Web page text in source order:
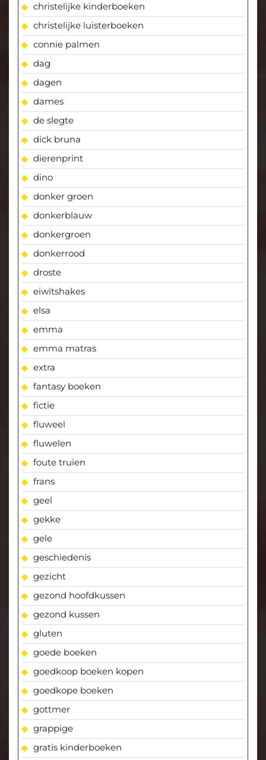
christelijke kinderboeken
christelijke luisterboeken
connie palmen
dag
dagen
dames
de slegte
dick bruna
dierenprint
dino
donker groen
donkerblauw
donkergroen
donkerrood
droste
eiwitshakes
elsa
emma
emma matras
extra
fantasy boeken
fictie
fluweel
fluwelen
foute truien
frans
geel
gekke
gele
geschiedenis
gezicht
gezond hoofdkussen
gezond kussen
gluten
goede boeken
goedkoop boeken kopen
goedkope boeken
gottmer
grappige
gratis kinderboeken